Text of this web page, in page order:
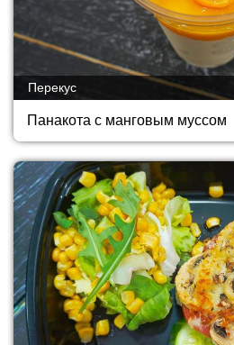
Перекус
Панакота с манговым муссом